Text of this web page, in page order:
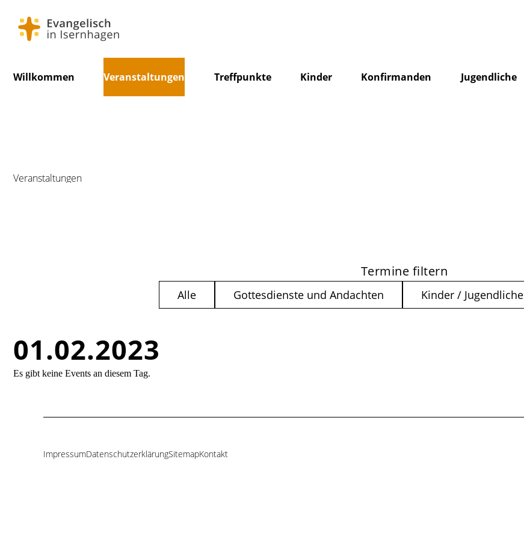
überspringen
Willkommen Veranstaltungen Treffpunkte Kinder Konfirmanden Jugendliche
Veranstaltungen
01.02.2023
Termine filtern
Alle Gottesdienste und Andachten Kinder / Jugendliche
Es gibt keine Events an diesem Tag.
Navigation
ImpressumDatenschutzerklärungSitemapKontakt